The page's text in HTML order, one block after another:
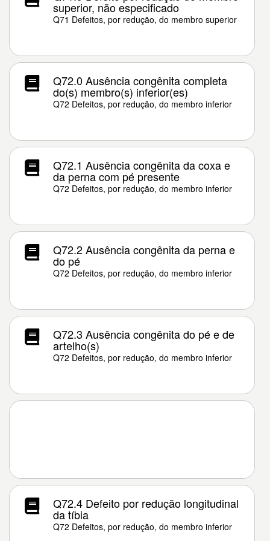
superior, não especificado
Q71 Defeitos, por redução, do membro superior
Q72.0 Ausência congênita completa
do(s) membro(s) inferior(es)
Q72 Defeitos, por redução, do membro inferior
Q72.1 Ausência congênita da coxa e
da perna com pé presente
Q72 Defeitos, por redução, do membro inferior
Q72.2 Ausência congênita da perna e
do pé
Q72 Defeitos, por redução, do membro inferior
Q72.3 Ausência congênita do pé e de
artelho(s)
Q72 Defeitos, por redução, do membro inferior
Q72.4 Defeito por redução longitudinal
da tíbia
Q72 Defeitos, por redução, do membro inferior